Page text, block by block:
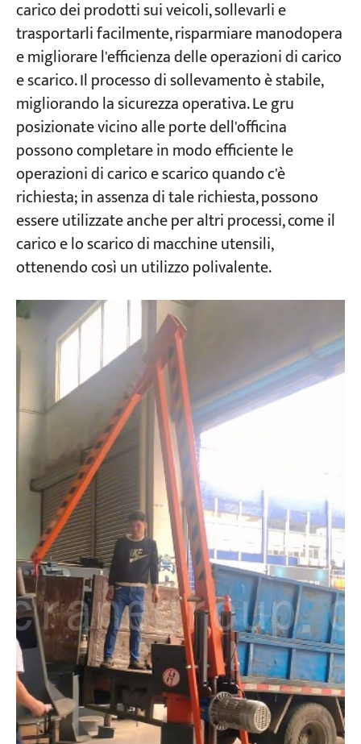
carico dei prodotti sui veicoli, sollevarli e
trasportarli facilmente, risparmiare manodopera
e migliorare l'efficienza delle operazioni di carico
e scarico. Il processo di sollevamento è stabile,
migliorando la sicurezza operativa. Le gru
posizionate vicino alle porte dell'officina
possono completare in modo efficiente le
operazioni di carico e scarico quando c'è
richiesta; in assenza di tale richiesta, possono
essere utilizzate anche per altri processi, come il
carico e lo scarico di macchine utensili,
ottenendo così un utilizzo polivalente.